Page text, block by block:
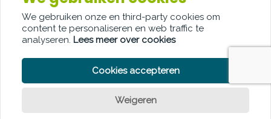
Over ons
Adverteren
Contact
We gebruiken onze en third-party cookies om
content te personaliseren en web traffic te
analyseren. Lees meer over cookies
Cookies accepteren
Weigeren